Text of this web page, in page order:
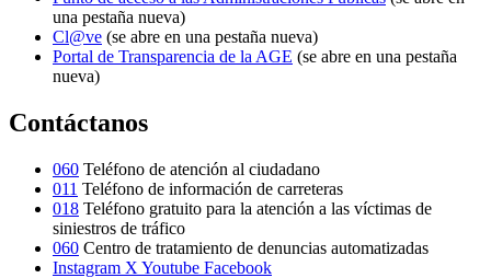
una pestaña nueva)
Cl@ve (se abre en una pestaña nueva)
Portal de Transparencia de la AGE (se abre en una pestaña
nueva)
Contáctanos
060 Teléfono de atención al ciudadano
011 Teléfono de información de carreteras
018 Teléfono gratuito para la atención a las víctimas de
siniestros de tráfico
060 Centro de tratamiento de denuncias automatizadas
Instagram X Youtube Facebook